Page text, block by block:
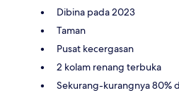
Dibina pada 2023
Taman
Pusat kecergasan
2 kolam renang terbuka
Sekurang-kurangnya 80%